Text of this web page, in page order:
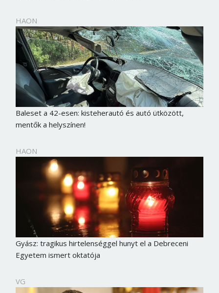
HAON
Baleset a 42-esen: kisteherautó és autó ütközött,
mentők a helyszínen!
HAON
Gyász: tragikus hirtelenséggel hunyt el a Debreceni
Egyetem ismert oktatója
VG